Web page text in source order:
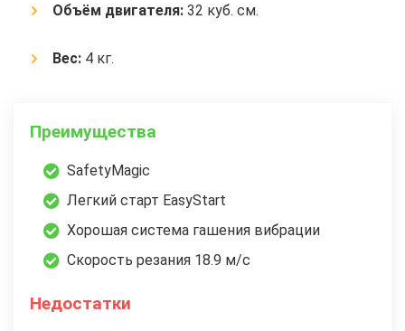
Объём двигателя: 32 куб. см.
Вес: 4 кг.
Преимущества
SafetyMagic
Легкий старт EasyStart
Хорошая система гашения вибрации
Скорость резания 18.9 м/с
Недостатки